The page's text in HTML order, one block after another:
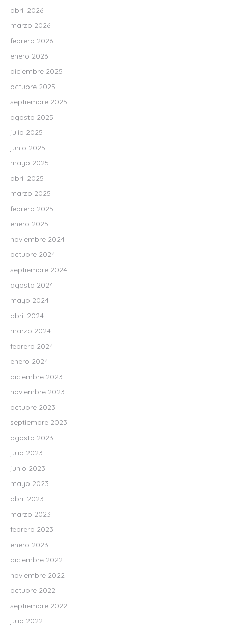
abril 2026
marzo 2026
febrero 2026
enero 2026
diciembre 2025
octubre 2025
septiembre 2025
agosto 2025
julio 2025
junio 2025
mayo 2025
abril 2025
marzo 2025
febrero 2025
enero 2025
noviembre 2024
octubre 2024
septiembre 2024
agosto 2024
mayo 2024
abril 2024
marzo 2024
febrero 2024
enero 2024
diciembre 2023
noviembre 2023
octubre 2023
septiembre 2023
agosto 2023
julio 2023
junio 2023
mayo 2023
abril 2023
marzo 2023
febrero 2023
enero 2023
diciembre 2022
noviembre 2022
octubre 2022
septiembre 2022
julio 2022